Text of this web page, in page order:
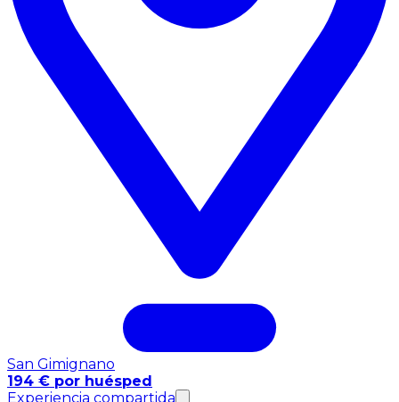
San Gimignano
194 € por huésped
Experiencia compartida